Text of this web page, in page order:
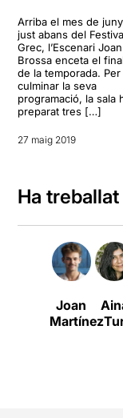
Arriba el mes de
just abans del
Grec, l’Escenari Joan
Brossa enceta el
de la temporada. Per
culminar la seva
programació, la sala
preparat tres […]
27 maig 2019
Ha
Joan
Martínez